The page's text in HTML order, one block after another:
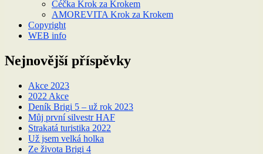
Céčka Krok za Krokem
AMOREVITA Krok za Krokem
Copyright
WEB info
Nejnovější příspěvky
Akce 2023
2022 Akce
Deník Brigi 5 – už rok 2023
Můj první silvestr HAF
Strakatá turistika 2022
Už jsem velká holka
Ze života Brigi 4